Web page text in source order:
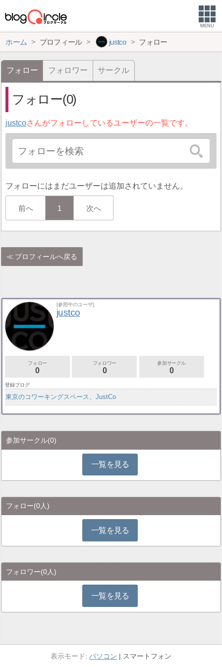
MENU
ホーム プロフィール justco フォロー
フォロー フォロワー サークル
フォロー(0)
justcoさんがフォローしているユーザーの一覧です。
フォローにはまだユーザーは追加されていません。
前へ 1 次へ
プロフィールへ戻る
[参照中のユーザ]
justco
フォロー
0
フォロワー
0
参加サークル
0
登録ブログ
東京のコワーキングスペース、JustCo
参加サークル(0)
一覧を見る
フォロー(0人)
一覧を見る
フォロワー(0人)
一覧を見る
パソコン スマートフォン